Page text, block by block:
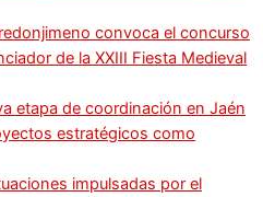
convoca el concurso
de la XXIII Fiesta Medieval
etapa de coordinación en Jaén
estratégicos como
impulsadas por el